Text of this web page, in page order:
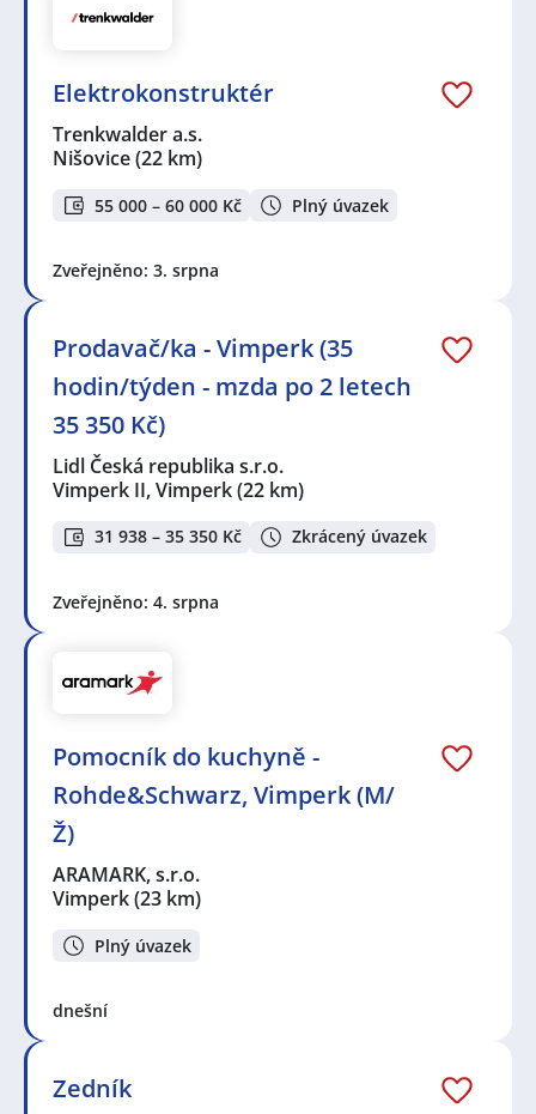
Elektrokonstruktér
Trenkwalder a.s.
Nišovice(22 km)
55 000 – 60 000 Kč Plný úvazek
Zveřejněno: 3. srpna
Prodavač/ka - Vimperk (35
hodin/týden - mzda po 2 letech
35 350 Kč)
Lidl Česká republika s.r.o.
Vimperk II, Vimperk(22 km)
31 938 – 35 350 Kč Zkrácený úvazek
Zveřejněno: 4. srpna
Pomocník do kuchyně -
Rohde&Schwarz, Vimperk (M/
Ž)
ARAMARK, s.r.o.
Vimperk(23 km)
Plný úvazek
dnešní
Zedník